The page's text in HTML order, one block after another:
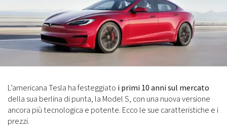
L’americana Tesla ha festeggiato i primi 10 anni sul mercato
della sua berlina di punta, la Model S, con una nuova versione
ancora più tecnologica e potente. Ecco le sue caratteristiche e i
prezzi.